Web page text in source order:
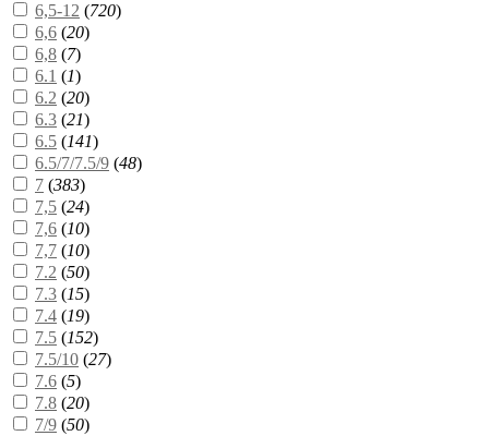
6,5-12 (720)
6,6 (20)
6,8 (7)
6.1 (1)
6.2 (20)
6.3 (21)
6.5 (141)
6.5/7/7.5/9 (48)
7 (383)
7,5 (24)
7,6 (10)
7,7 (10)
7.2 (50)
7.3 (15)
7.4 (19)
7.5 (152)
7.5/10 (27)
7.6 (5)
7.8 (20)
7/9 (50)